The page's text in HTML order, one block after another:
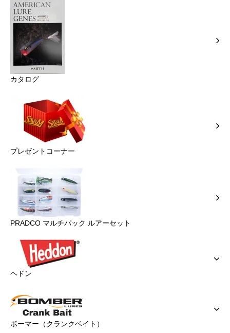
カタログ
プレゼントコーナー
PRADCO マルチパック ルアーセット
ヘドン
ボーマー（クランクベイト）